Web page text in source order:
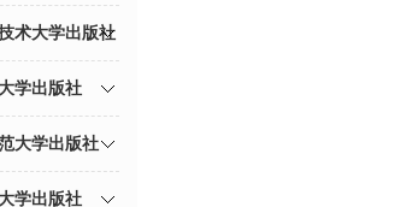
术大学出版社
学出版社
大学出版社
学出版社